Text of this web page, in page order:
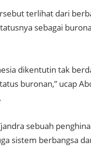
terlihat dari
sebagai
dikentutin tak
buronan,” ucap
sebuah
sistem berbangsa